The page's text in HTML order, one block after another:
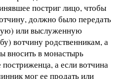
постриг лицо, чтобы
должно было передать
или выслуженную
вотчину родственникам, а
вносить в монастырь
а если вотчина
мог ее продать или